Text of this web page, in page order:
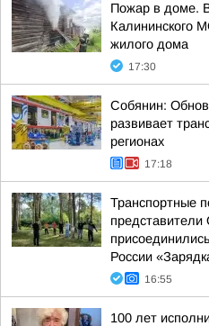
Пожар в доме.
Калининского
жилого дома
17:30
Собянин:
развивает
регионах
17:18
Транспортные
представители
России
16:55
100 лет